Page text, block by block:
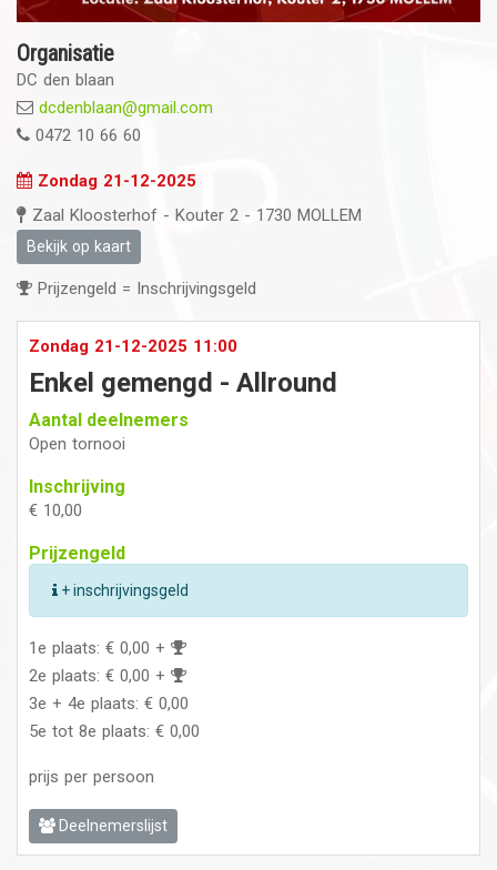
Organisatie
DC den blaan
dcdenblaan@gmail.com
0472 10 66 60
Zondag 21-12-2025
Zaal Kloosterhof - Kouter 2 - 1730 MOLLEM
Bekijk op kaart
Prijzengeld = Inschrijvingsgeld
Zondag 21-12-2025 11:00
Enkel gemengd - Allround
Aantal deelnemers
Open tornooi
Inschrijving
€ 10,00
Prijzengeld
+ inschrijvingsgeld
1e plaats: € 0,00 +
2e plaats: € 0,00 +
3e + 4e plaats: € 0,00
5e tot 8e plaats: € 0,00
prijs per persoon
Deelnemerslijst